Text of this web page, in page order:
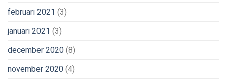
februari 2021 (3)
januari 2021 (3)
december 2020 (8)
november 2020 (4)